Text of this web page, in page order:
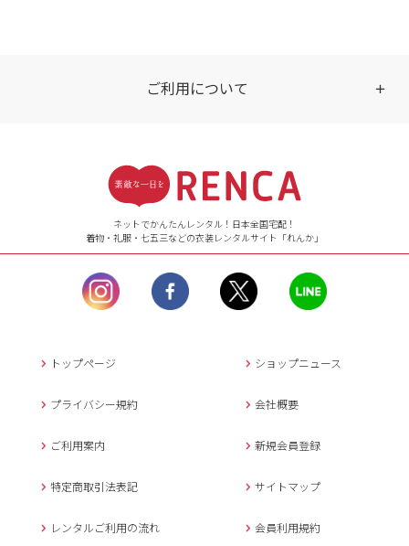
ご利用について
【ご注文（インターネット）】
24時間年中無休
【お問い合わせ窓口（メー
ル）】10:00~17:00
土曜日、日曜日、臨
時休業日を除く。
営業時間外にいただ
返信させていただきま
年末年始、大型連休
メールでのお問い合わせ
ネットでかんたんレンタル！日本全国宅配！
着物・礼服・七五三などの衣装レンタルサイト「れんか」
トップページ ショップニュース
プライバシー規約 会社概要
ご利用案内 新規会員登録
特定商取引法表記 サイトマップ
レンタルご利用の流れ 会員利用規約